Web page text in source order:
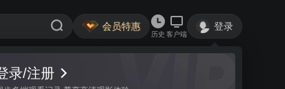
会员特惠
历史 客户端
登录
录/注册
视频 讨论